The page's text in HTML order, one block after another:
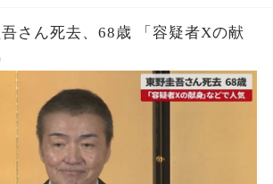
吾さん死去、68歳 「容疑者Xの献